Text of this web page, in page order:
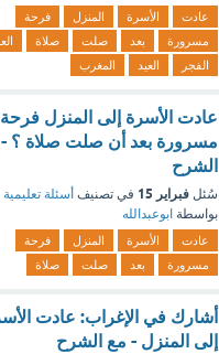
عادت الأسرة المنزل
فرحة
مسرورة
بعد صلت صلاة
الفجر
العيد المغرب
عادت الأسرة إلى المنزل فرحة
مسرورة بعد أن صلت صلاة ؟
الشرح
سُئل فبراير 15 في تصنيف أسئلة تعليمية
بواسطة ابوعبدالله
عادت الأسرة المنزل
فرحة
مسرورة
بعد صلت صلاة
أشارك في الإغراب: عادت
إلى المنزل - مع الشرح